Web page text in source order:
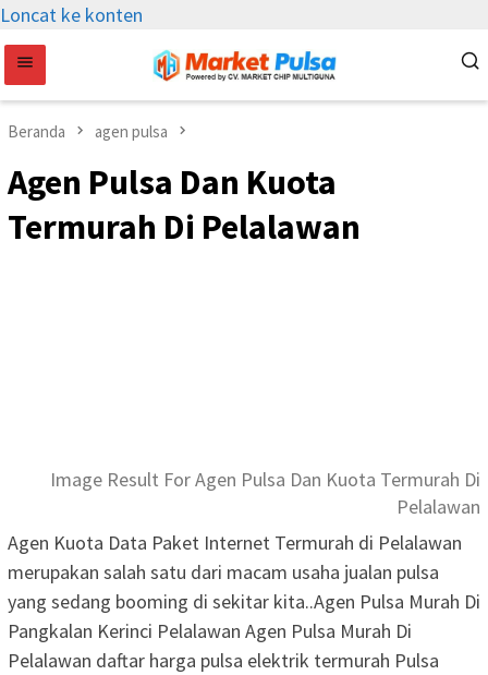
Loncat ke konten
Beranda agen pulsa
Agen Pulsa Dan Kuota
Termurah Di Pelalawan
Image Result For Agen Pulsa Dan Kuota Termurah Di
Pelalawan
Agen Kuota Data Paket Internet Termurah di Pelalawan
merupakan salah satu dari macam usaha jualan pulsa
yang sedang booming di sekitar kita..Agen Pulsa Murah Di
Pangkalan Kerinci Pelalawan Agen Pulsa Murah Di
Pelalawan daftar harga pulsa elektrik termurah Pulsa